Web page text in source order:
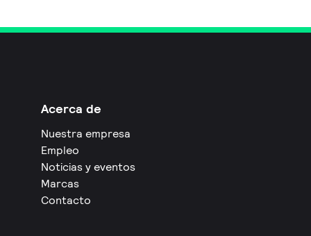
Acerca de
Nuestra empresa
Empleo
Noticias y eventos
Marcas
Contacto